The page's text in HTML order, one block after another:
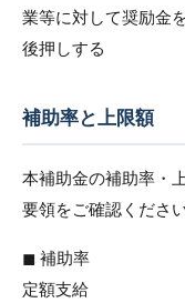
業等に対して奨励金
後押しする
補助率と上限額
本補助金の補助率・
要領をご確認ください
◼︎ 補助率
定額支給